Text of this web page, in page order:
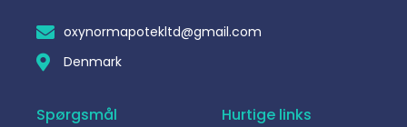
oxynormapotekltd@gmail.com
Denmark
Spørgsmål Hurtige links